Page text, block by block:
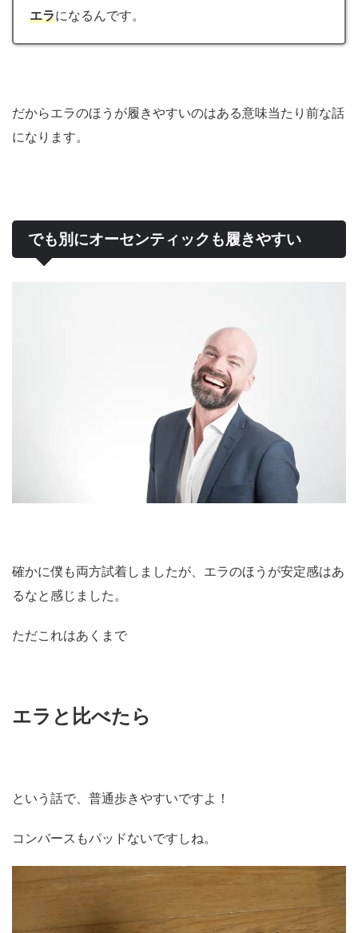
エラになるんです。
だからエラのほうが履きやすいのはある意味当たり前な話
になります。
でも別にオーセンティックも履きやすい
確かに僕も両方試着しましたが、エラのほうが安定感はあ
るなと感じました。
ただこれはあくまで
エラと比べたら
という話で、普通歩きやすいですよ！
コンバースもパッドないですしね。